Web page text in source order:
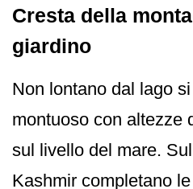
Cresta della
giardino
Non lontano dal lago
montuoso con altezze
sul livello del mare.
Kashmir completano